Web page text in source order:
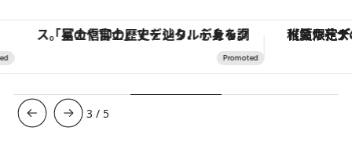
「星のや富士」でデジタルデトックス。冨士信仰の歴史を辿り、心身を調える。 【夏限定ディナーコース】旬を
3 / 5